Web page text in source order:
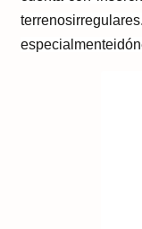
terrenos
especialmente